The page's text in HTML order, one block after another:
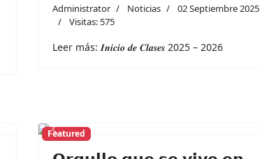
Administrator Noticias
02 Septiembre 2025
Visitas: 575
Leer más: 𝑰𝒏𝒊𝒄𝒊𝒐 𝒅𝒆 𝑪𝒍𝒂𝒔𝒆𝒔 2025 – 2026
Previous
Featured